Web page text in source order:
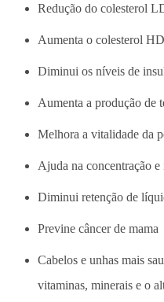
Redução do colesterol
Aumenta o colesterol
Diminui os níveis de
Aumenta a produção de
Melhora a vitalidade da
Ajuda na concentração e
Diminui retenção de
Previne câncer de mama
Cabelos e unhas mais
vitaminas, minerais e o